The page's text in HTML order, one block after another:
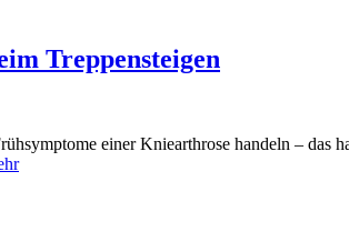
Treppensteigen
einer Kniearthrose handeln – das